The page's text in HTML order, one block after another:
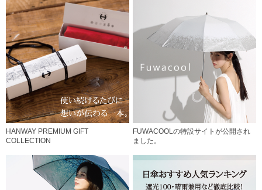
HANWAY PREMIUM GIFT
COLLECTION
FUWACOOLの特設サイトが公開され
ました。